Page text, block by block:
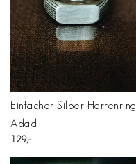
Einfacher Silber-Herrenring
Adad
129